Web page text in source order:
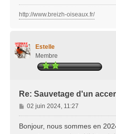
http://www.breizh-oiseaux.fr/
Estelle
Membre
Re: Sauvetage d'un
M
e
s
02 juin 2024, 11:27
Bonjour, nous sommes en